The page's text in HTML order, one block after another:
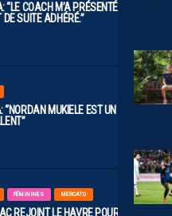
COACH M’A PRÉSENTÉ LE
DE SUITE ADHÉRÉ.”
MUKIELE EST UN
FÉMININES MERCATO
REJOINT LE HAVRE POUR UN